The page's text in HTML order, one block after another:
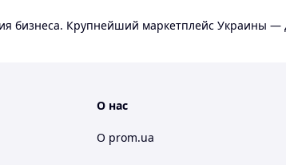
бизнеса. Крупнейший маркетплейс Украины —
О нас
О prom.ua